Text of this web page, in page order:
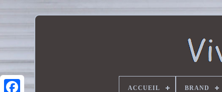
ACCUEIL BRAND